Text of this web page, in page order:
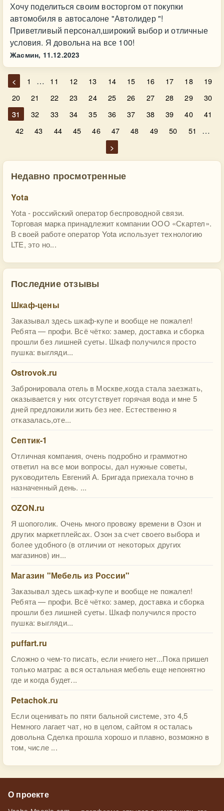
Хочу поделиться своим восторгом от покупки
автомобиля в автосалоне "Автолидер "!
Приветливый персонал,широкий выбор и отличные
условия. Я довольна на все 100!
Жасмин, 11.12.2023
< 1 … 11 12 13 14 15 16 17 18
19
20
21 22 23 24 25 26 27 28 29
30
31
32 33 34 35 36 37 38 39 40
41
42
43 44 45 46 47 48 49 50 51 …
>
Недавно просмотренные
Yota
Yota - российский оператор беспроводной связи.
Торговая марка принадлежит компании ООО «Скартел».
В своей работе оператор Yota использует технологию
LTE, это но...
Последние отзывы
Шкаф-цены
Заказывал здесь шкаф-купе и вообще не пожалел!
Ребята — профи. Всё чётко: замер, доставка и сборка
прошли без лишней суеты. Шкаф получился просто
пушка: выгляди...
Ostrovok.ru
Забронировала отель в Москве,когда стала заезжать,
оказывается у них отсутствует горячая вода и мне 5
дней предложили жить без нее. Естественно я
отказалась,оте...
Септик-1
Отличная компания, очень подробно и граммотно
ответил на все мои вопросы, дал нужные советы,
руководитель Евгений А. Бригада приехала точно в
назначенный день. ...
OZON.ru
Я шопоголик. Очень много провожу времени в Озон и
других маркетплейсах. Озон за счет своего выбора и
более удобного (в отличии от некоторых других
магазинов) ин...
Магазин "Мебель из России"
Заказывал здесь шкаф-купе и вообще не пожалел!
Ребята — профи. Всё чётко: замер, доставка и сборка
прошли без лишней суеты. Шкаф получился просто
пушка: выгляди...
puffart.ru
Сложно о чем-то писать, если нчиего нет...Пока пришел
только матрас а вся остальная мебель еще непонятно
где и когда будет...
Petachok.ru
Если оценивать по пяти бальной системе, это 4,5
Немного лагает чат, но в целом, сайтом я осталась
довольна Сделка прошла хорошо и плавно, возможно в
том, числе ...
О проекте